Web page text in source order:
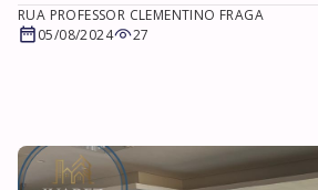
RUA PROFESSOR CLEMENTINO FRAGA
05/08/2024
27